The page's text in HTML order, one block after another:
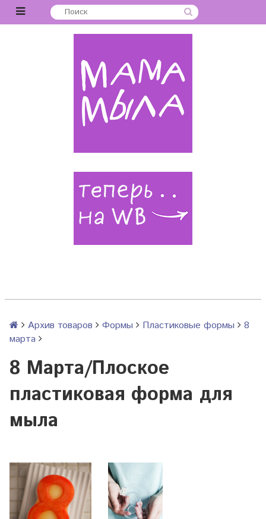
Архив товаров Формы Пластиковые формы
8
марта
8 Марта/Плоское
пластиковая форма для
мыла